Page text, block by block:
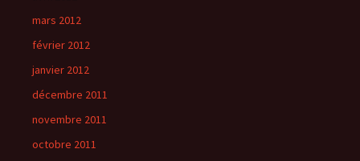
mars 2012
février 2012
janvier 2012
décembre 2011
novembre 2011
octobre 2011